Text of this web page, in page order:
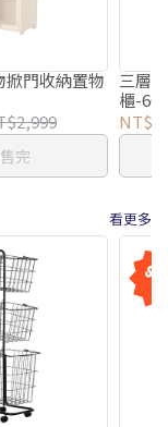
掀門收納置物
完
三層
櫃-
看更多